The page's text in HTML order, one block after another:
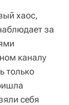
хаос,
за
каналу
только
себя